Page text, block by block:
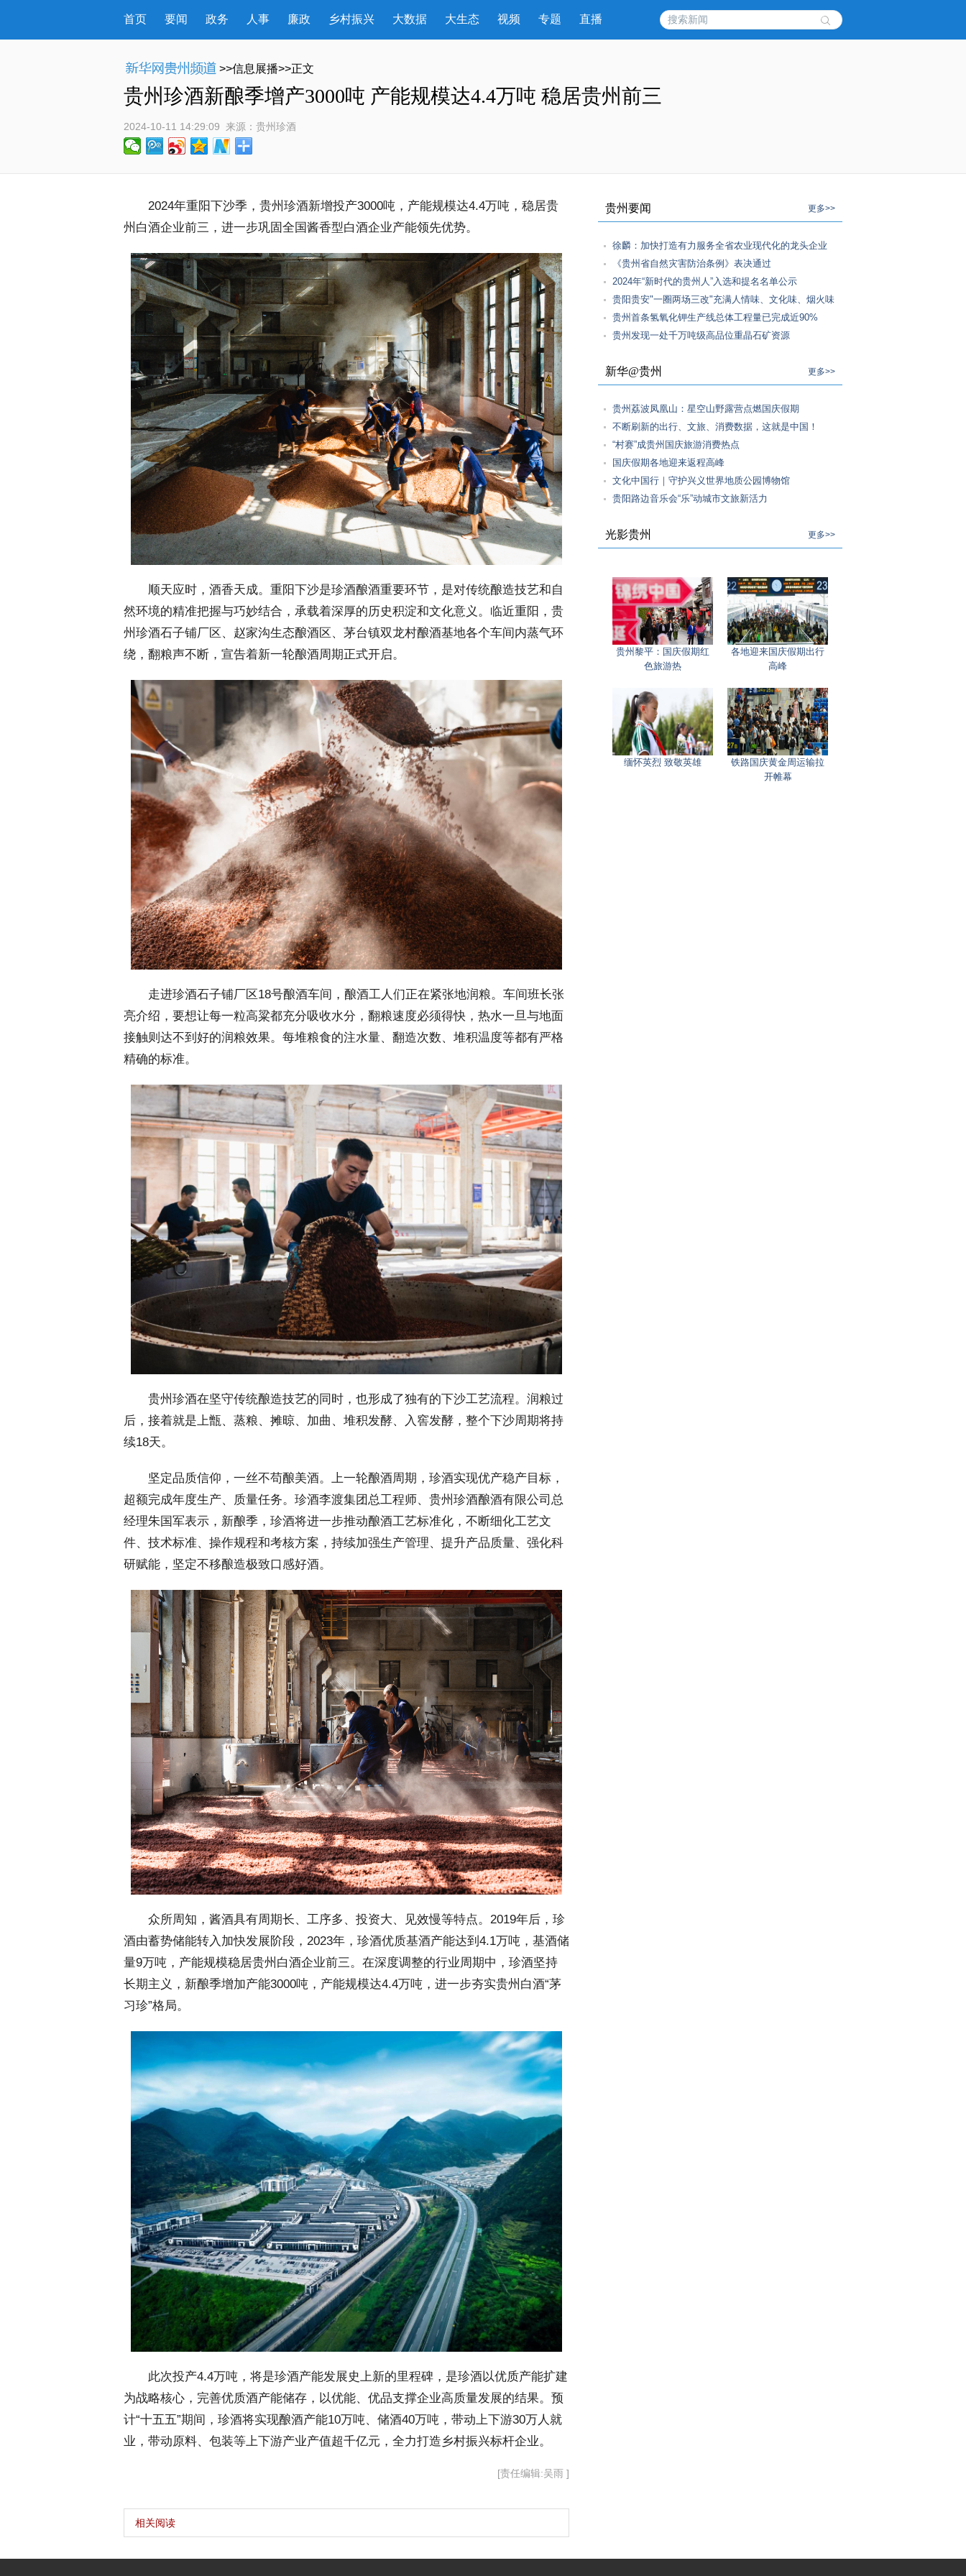
首页 要闻 政务 人事 廉政 乡村振兴 大数据 大生态 视频 专题 直播
>>信息展播>>正文
贵州珍酒新酿季增产3000吨 产能规模达4.4万吨 稳居贵州前三
2024-10-11 14:29:09 来源： 贵州珍酒
2024年重阳下沙季，贵州珍酒新增投产3000吨，产能规模达4.4万吨，稳居贵
州白酒企业前三，进一步巩固全国酱香型白酒企业产能领先优势。
顺天应时，酒香天成。重阳下沙是珍酒酿酒重要环节，是对传统酿造技艺和自
然环境的精准把握与巧妙结合，承载着深厚的历史积淀和文化意义。临近重阳，贵
州珍酒石子铺厂区、赵家沟生态酿酒区、茅台镇双龙村酿酒基地各个车间内蒸气环
绕，翻粮声不断，宣告着新一轮酿酒周期正式开启。
走进珍酒石子铺厂区18号酿酒车间，酿酒工人们正在紧张地润粮。车间班长张
亮介绍，要想让每一粒高粱都充分吸收水分，翻粮速度必须得快，热水一旦与地面
接触则达不到好的润粮效果。每堆粮食的注水量、翻造次数、堆积温度等都有严格
精确的标准。
贵州珍酒在坚守传统酿造技艺的同时，也形成了独有的下沙工艺流程。润粮过
后，接着就是上甑、蒸粮、摊晾、加曲、堆积发酵、入窖发酵，整个下沙周期将持
续18天。
坚定品质信仰，一丝不苟酿美酒。上一轮酿酒周期，珍酒实现优产稳产目标，
超额完成年度生产、质量任务。珍酒李渡集团总工程师、贵州珍酒酿酒有限公司总
经理朱国军表示，新酿季，珍酒将进一步推动酿酒工艺标准化，不断细化工艺文
件、技术标准、操作规程和考核方案，持续加强生产管理、提升产品质量、强化科
研赋能，坚定不移酿造极致口感好酒。
众所周知，酱酒具有周期长、工序多、投资大、见效慢等特点。2019年后，珍
酒由蓄势储能转入加快发展阶段，2023年，珍酒优质基酒产能达到4.1万吨，基酒储
量9万吨，产能规模稳居贵州白酒企业前三。在深度调整的行业周期中，珍酒坚持
长期主义，新酿季增加产能3000吨，产能规模达4.4万吨，进一步夯实贵州白酒“茅
习珍”格局。
此次投产4.4万吨，将是珍酒产能发展史上新的里程碑，是珍酒以优质产能扩建
为战略核心，完善优质酒产能储存，以优能、优品支撑企业高质量发展的结果。预
计“十五五”期间，珍酒将实现酿酒产能10万吨、储酒40万吨，带动上下游30万人就
业，带动原料、包装等上下游产业产值超千亿元，全力打造乡村振兴标杆企业。
[责任编辑:吴雨 ]
相关阅读
贵州要闻 更多>>
徐麟：加快打造有力服务全省农业现代化的龙头企业
《贵州省自然灾害防治条例》表决通过
2024年“新时代的贵州人”入选和提名名单公示
贵阳贵安"一圈两场三改"充满人情味、文化味、烟火味
贵州首条氢氧化钾生产线总体工程量已完成近90%
贵州发现一处千万吨级高品位重晶石矿资源
新华@贵州 更多>>
贵州荔波凤凰山：星空山野露营点燃国庆假期
不断刷新的出行、文旅、消费数据，这就是中国！
“村赛”成贵州国庆旅游消费热点
国庆假期各地迎来返程高峰
文化中国行｜守护兴义世界地质公园博物馆
贵阳路边音乐会“乐”动城市文旅新活力
光影贵州 更多>>
贵州黎平：国庆假期红
色旅游热
各地迎来国庆假期出行
高峰
缅怀英烈 致敬英雄
铁路国庆黄金周运输拉
开帷幕